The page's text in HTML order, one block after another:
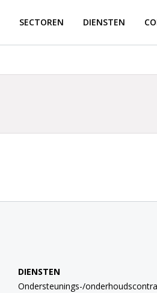
SECTOREN DIENSTEN
DIENSTEN
Ondersteunings-/